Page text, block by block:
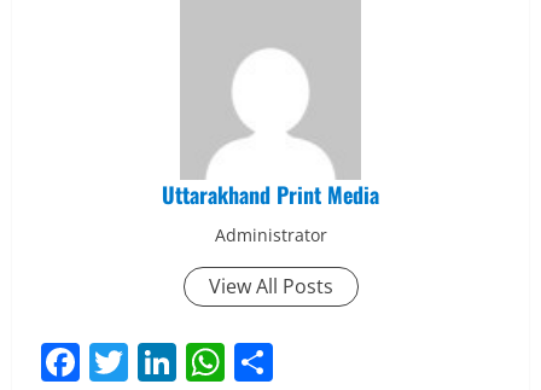
Uttarakhand Print Media
Administrator
View All Posts
Facebook
Twitter
LinkedIn
WhatsApp